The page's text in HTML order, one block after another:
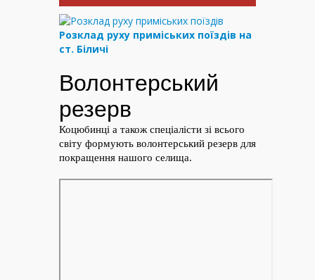
Розклад руху приміських поїздів на
ст. Біличі